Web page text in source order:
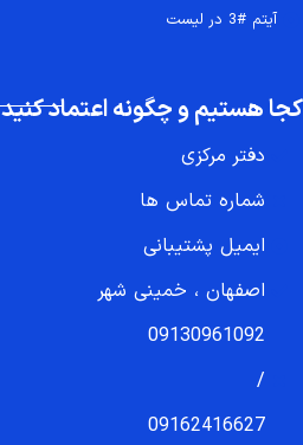
آیتم #3 در لیست
کجا هستیم و چگونه اعتماد کنید
دفتر مرکزی
شماره تماس ها
ایمیل پشتیبانی
اصفهان ، خمینی شهر
09130961092
/
09162416627